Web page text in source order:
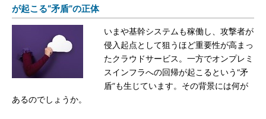
が起こる“矛盾”の正体
いまや基幹システムも稼働し、攻撃者が
侵入起点として狙うほど重要性が高まっ
たクラウドサービス。一方でオンプレミ
スインフラへの回帰が起こるという“矛
盾”も生じています。その背景には何が
あるのでしょうか。